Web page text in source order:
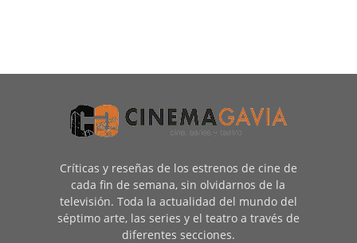
Críticas y reseñas de los estrenos de cine de
cada fin de semana, sin olvidarnos de la
televisión. Toda la actualidad del mundo del
séptimo arte, las series y el teatro a través de
diferentes secciones.